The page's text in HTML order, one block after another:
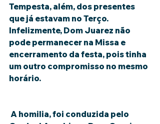
Tempesta, além, dos presentes
que já estavam no Terço.
Infelizmente, Dom Juarez não
pode permanecer na Missa e
encerramento da festa, pois tinha
um outro compromisso no mesmo
horário.